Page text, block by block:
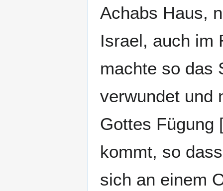
Achabs Haus,
Israel, auch im
machte so das
verwundet und
Gottes Fügung
kommt, so
sich an einem